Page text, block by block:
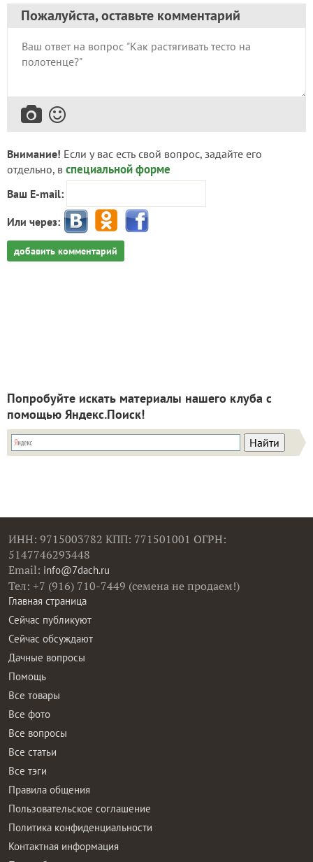
Пожалуйста, оставьте комментарий
Внимание! Если у вас есть свой вопрос, задайте его
отдельно, в специальной форме
Ваш E-mail:
Или через:
добавить комментарий
Попробуйте искать материалы нашего клуба с
помощью Яндекс.Поиск!
ИНН: 9715003782 КПП: 771501001 ОГРН:
5147746293448
Email: info@7dach.ru
Тел: +7 (916) 710-7449 (семена не продаем!)
Главная страница
Сейчас публикуют
Сейчас обсуждают
Дачные вопросы
Помощь
Все товары
Все фото
Все вопросы
Все статьи
Все тэги
Правила общения
Пользовательское соглашение
Политика конфиденциальности
Контактная информация